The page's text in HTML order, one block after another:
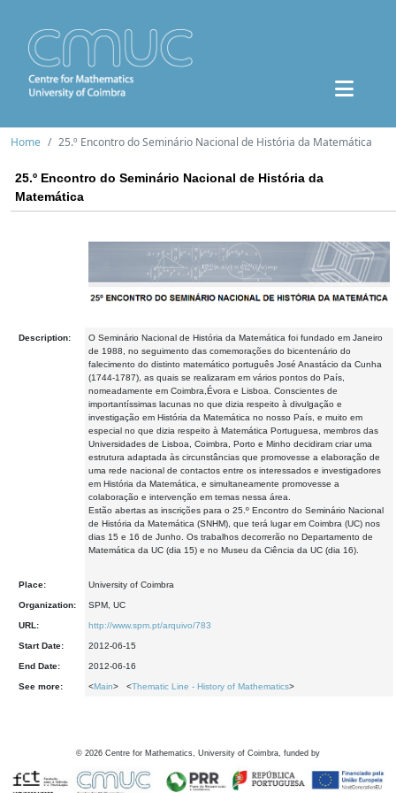
Home 25.º Encontro do Seminário Nacional de História da Matemática
25.º Encontro do Seminário Nacional de História da
Matemática
Description:
O Seminário Nacional de História da Matemática foi fundado em Janeiro
de 1988, no seguimento das comemorações do bicentenário do
falecimento do distinto matemático português José Anastácio da Cunha
(1744-1787), as quais se realizaram em vários pontos do País,
nomeadamente em Coimbra,Évora e Lisboa. Conscientes de
importantíssimas lacunas no que dizia respeito à divulgação e
investigação em História da Matemática no nosso País, e muito em
especial no que dizia respeito à Matemática Portuguesa, membros das
Universidades de Lisboa, Coimbra, Porto e Minho decidiram criar uma
estrutura adaptada às circunstâncias que promovesse a elaboração de
uma rede nacional de contactos entre os interessados e investigadores
em História da Matemática, e simultaneamente promovesse a
colaboração e intervenção em temas nessa área.
Estão abertas as inscrições para o 25.º Encontro do Seminário Nacional
de História da Matemática (SNHM), que terá lugar em Coimbra (UC) nos
dias 15 e 16 de Junho. Os trabalhos decorrerão no Departamento de
Matemática da UC (dia 15) e no Museu da Ciência da UC (dia 16).
Place: University of Coimbra
Organization: SPM, UC
URL: http://www.spm.pt/arquivo/783
Start Date: 2012-06-15
End Date: 2012-06-16
See more: <Main> <Thematic Line - History of Mathematics>
© 2026 Centre for Mathematics, University of Coimbra, funded by